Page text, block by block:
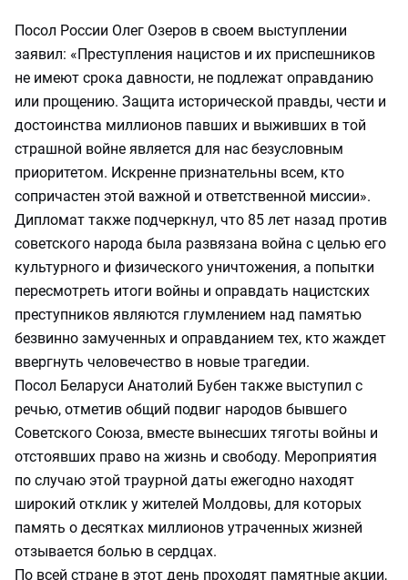
Посол России Олег Озеров в своем выступлении
заявил: «Преступления нацистов и их приспешников
не имеют срока давности, не подлежат оправданию
или прощению. Защита исторической правды, чести и
достоинства миллионов павших и выживших в той
страшной войне является для нас безусловным
приоритетом. Искренне признательны всем, кто
сопричастен этой важной и ответственной миссии».
Дипломат также подчеркнул, что 85 лет назад против
советского народа была развязана война с целью его
культурного и физического уничтожения, а попытки
пересмотреть итоги войны и оправдать нацистских
преступников являются глумлением над памятью
безвинно замученных и оправданием тех, кто жаждет
ввергнуть человечество в новые трагедии.
Посол Беларуси Анатолий Бубен также выступил с
речью, отметив общий подвиг народов бывшего
Советского Союза, вместе вынесших тяготы войны и
отстоявших право на жизнь и свободу. Мероприятия
по случаю этой траурной даты ежегодно находят
широкий отклик у жителей Молдовы, для которых
память о десятках миллионов утраченных жизней
отзывается болью в сердцах.
По всей стране в этот день проходят памятные акции,